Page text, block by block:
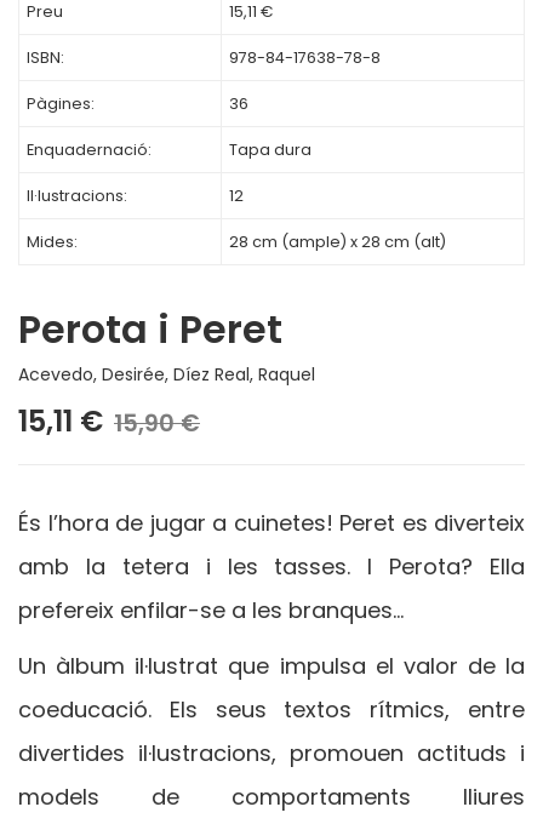
Preu 15,11 €
ISBN: 978-84-17638-78-8
Pàgines: 36
Enquadernació: Tapa dura
Il·lustracions: 12
Mides: 28 cm (ample) x 28 cm (alt)
Perota i Peret
Acevedo, Desirée, Díez Real, Raquel
15,11 € 15,90 €
És l’hora de jugar a cuinetes! Peret es diverteix
amb la tetera i les tasses. I Perota? Ella
prefereix enfilar-se a les branques…
Un àlbum il·lustrat que impulsa el valor de la
coeducació. Els seus textos rítmics, entre
divertides il·lustracions, promouen actituds i
models de comportaments lliures